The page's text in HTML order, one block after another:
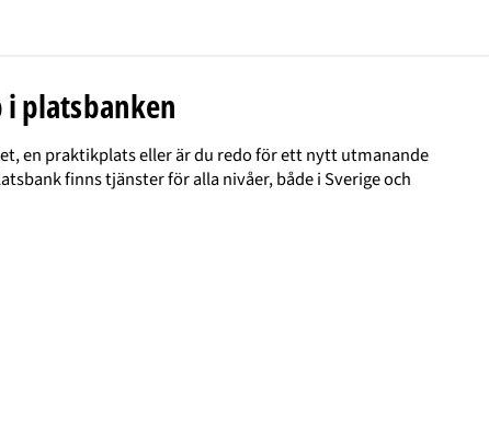
platsbanken
en praktikplats eller är du redo för ett nytt utmanande
finns tjänster för alla nivåer, både i Sverige och